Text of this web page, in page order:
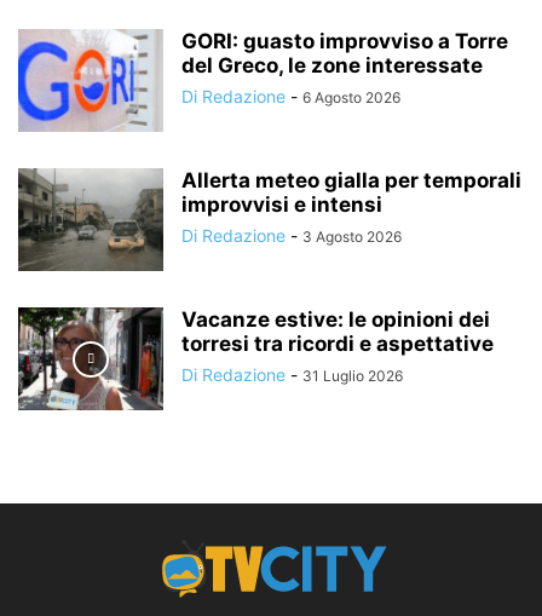
GORI: guasto improvviso a Torre
del Greco, le zone interessate
Di Redazione - 6 Agosto 2026
Allerta meteo gialla per temporali
improvvisi e intensi
Di Redazione - 3 Agosto 2026
Vacanze estive: le opinioni dei
torresi tra ricordi e aspettative
Di Redazione - 31 Luglio 2026